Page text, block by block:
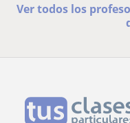
Ver todos los